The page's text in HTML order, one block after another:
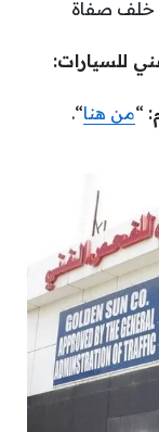
خلف صفاة
للسيارات:
“من هنا“.